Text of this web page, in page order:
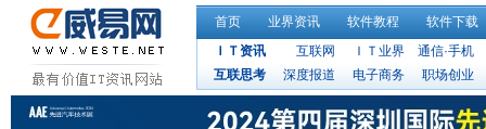
首页 业界资讯 软件教程
软件下载
ＩＴ资讯
互联网 ＩＴ业界
通信·手机
互联思考
深度报道 电子商务 职场创业